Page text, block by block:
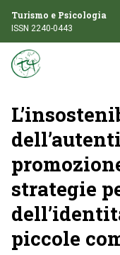
Turismo e Psicologia
ISSN 2240-0443
strategie
piccole